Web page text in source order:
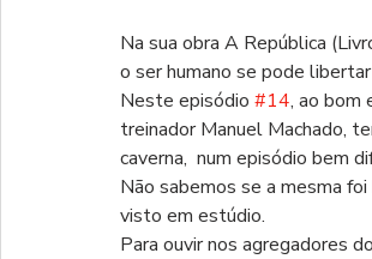
Na sua obra A República
o ser humano se pode
Neste episódio #14, ao bom
treinador Manuel Machado,
caverna,  num episódio bem
Não sabemos se a mesma
visto em estúdio.
Para ouvir nos agregadores